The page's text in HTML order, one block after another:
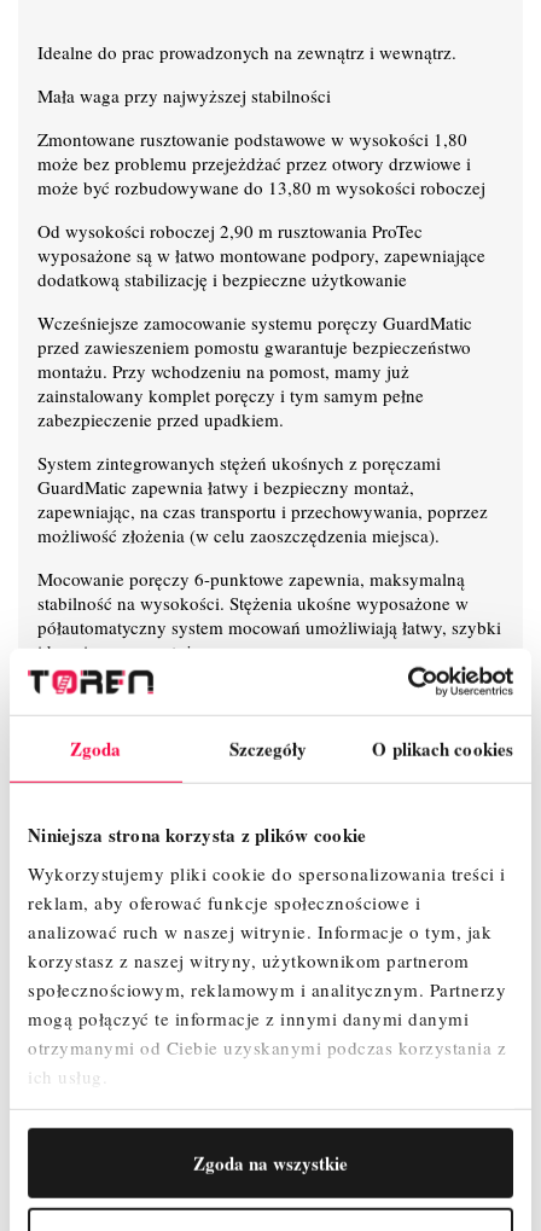
Zgoda Szczegóły O plikach cookies
Niniejsza strona korzysta z plików cookie
Wykorzystujemy pliki cookie do spersonalizowania treści i
reklam, aby oferować funkcje społecznościowe i
analizować ruch w naszej witrynie. Informacje o tym, jak
korzystasz z naszej witryny, użytkownikom partnerom
społecznościowym, reklamowym i analitycznym. Partnerzy
mogą połączyć te informacje z innymi danymi danymi
otrzymanymi od Ciebie uzyskanymi podczas korzystania z
ich usług.
Zgoda na wszystkie
Idealne do prac prowadzonych na zewnątrz i wewnątrz.
Mała waga przy najwyższej stabilności
Zmontowane rusztowanie podstawowe w wysokości 1,80
może bez problemu przejeżdżać przez otwory drzwiowe i
może być rozbudowywane do 13,80 m wysokości roboczej
Od wysokości roboczej 2,90 m rusztowania ProTec
wyposażone są w łatwo montowane podpory, zapewniające
dodatkową stabilizację i bezpieczne użytkowanie
Wcześniejsze zamocowanie systemu poręczy GuardMatic
przed zawieszeniem pomostu gwarantuje bezpieczeństwo
montażu. Przy wchodzeniu na pomost, mamy już
zainstalowany komplet poręczy i tym samym pełne
zabezpieczenie przed upadkiem.
System zintegrowanych stężeń ukośnych z poręczami
GuardMatic zapewnia łatwy i bezpieczny montaż,
zapewniając, na czas transportu i przechowywania, poprzez
możliwość złożenia (w celu zaoszczędzenia miejsca).
Mocowanie poręczy 6-punktowe zapewnia, maksymalną
stabilność na wysokości. Stężenia ukośne wyposażone w
półautomatyczny system mocowań umożliwiają łatwy, szybki
i bezpieczny montaż.
Nowoczesny i innowacyjny kształt stężeń ukośnych zapewnia
maksymalną przestrzeń użytkową na pomoście.
Podstawowa konstrukcja gwarantuje łatwy, szybki montaż i
demontaż
Maksymalna odległość pomiędzy kolejnymi pomostami
wynosi 2 m zapewniając przy tym szybki i beznarzędziowy
montaż.
Wchodzenie od wewnętrznej strony rusztowania jest
bezpieczne dzięki antypoślizgowym, profilowanym
szczeblom zamontowanym na ramie pionowej
Dwie 1-metrowe ramy pionowe w zestawie, które można
połączyć w 2-metrową ramę pionową, umożliwiają elastyczny
montaż
Odporny na warunki atmosferyczne i antypoślizgowy pomost
(2,00 x 0,60 m)
Rolki jezdne wyposażone w hamulec oraz regulację
wysokości pozwalające niwelować nierówności podłoża.